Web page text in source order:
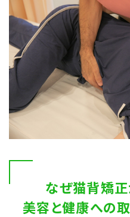
なぜ猫背矯
美容と健康への